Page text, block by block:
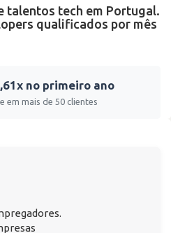
talentos tech em Portugal.
qualificados por mês
no primeiro ano
em mais de 50 clientes